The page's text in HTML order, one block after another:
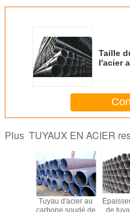
Taille
l'acier
Plus TUYAUX EN ACIER
Tuyau d'acier au
carbone soudé de
de